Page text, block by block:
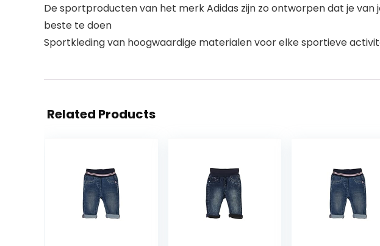
De sportproducten van het merk Adidas zijn zo ontworpen dat je
beste te doen
Sportkleding van hoogwaardige materialen voor elke sportieve
Related Products